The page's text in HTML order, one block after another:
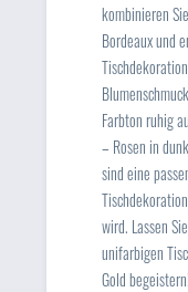
kombinieren
Bordeaux und
Farbton ruhig
– Rosen in
sind eine
wird. Lassen
unifarbigen
Gold begeistern!